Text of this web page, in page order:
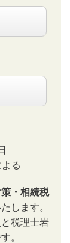
る
・相続税
します。
税理士岩
。